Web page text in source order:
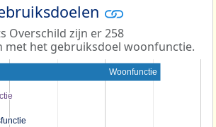
Overschild zijn er 258
met het gebruiksdoel woonfunctie.
Woonfunctie